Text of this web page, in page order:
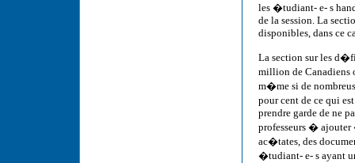
les �tudiant- e- s
de la session. La
disponibles, dans ce
La section sur les
million de Canadiens
m�me si de
pour cent de ce qui
prendre garde de ne
professeurs �
ac�tates, des
�tudiant- e- s ayant